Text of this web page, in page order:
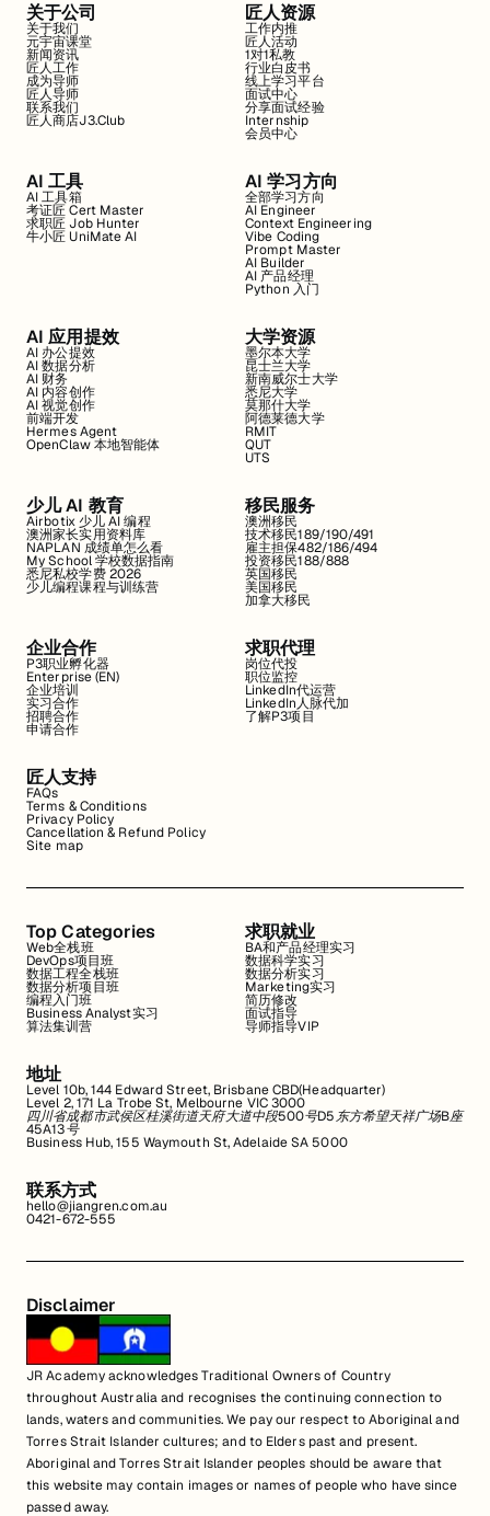
关于公司
关于我们
元宇宙课堂
新闻资讯
匠人工作
成为导师
匠人导师
联系我们
匠人商店J3.Club
匠人资源
工作内推
匠人活动
1对1私教
行业白皮书
线上学习平台
面试中心
分享面试经验
Internship
会员中心
AI 工具
AI 工具箱
考证匠 Cert Master
求职匠 Job Hunter
牛小匠 UniMate AI
AI 学习方向
全部学习方向
AI Engineer
Context Engineering
Vibe Coding
Prompt Master
AI Builder
AI 产品经理
Python 入门
AI 应用提效
AI 办公提效
AI 数据分析
AI 财务
AI 内容创作
AI 视觉创作
前端开发
Hermes Agent
OpenClaw 本地智能体
大学资源
墨尔本大学
昆士兰大学
新南威尔士大学
悉尼大学
莫那什大学
阿德莱德大学
RMIT
QUT
UTS
少儿 AI 教育
Airbotix 少儿 AI 编程
澳洲家长实用资料库
NAPLAN 成绩单怎么看
My School 学校数据指南
悉尼私校学费 2026
少儿编程课程与训练营
移民服务
澳洲移民
技术移民189/190/491
雇主担保482/186/494
投资移民188/888
英国移民
美国移民
加拿大移民
企业合作
P3职业孵化器
Enterprise (EN)
企业培训
实习合作
招聘合作
申请合作
求职代理
岗位代投
职位监控
LinkedIn代运营
LinkedIn人脉代加
了解P3项目
匠人支持
FAQs
Terms & Conditions
Privacy Policy
Cancellation & Refund Policy
Site map
Top Categories
Web全栈班
DevOps项目班
数据工程全栈班
数据分析项目班
编程入门班
Business Analyst实习
算法集训营
求职就业
BA和产品经理实习
数据科学实习
数据分析实习
Marketing实习
简历修改
面试指导
导师指导VIP
地址
Level 10b, 144 Edward Street, Brisbane CBD(Headquarter)
Level 2, 171 La Trobe St, Melbourne VIC 3000
四川省成都市武侯区桂溪街道天府大道中段500号D5东方希望天祥广场B座
45A13号
Business Hub, 155 Waymouth St, Adelaide SA 5000
联系方式
hello@jiangren.com.au
0421-672-555
Disclaimer
JR Academy acknowledges Traditional Owners of Country
throughout Australia and recognises the continuing connection to
lands, waters and communities. We pay our respect to Aboriginal and
Torres Strait Islander cultures; and to Elders past and present.
Aboriginal and Torres Strait Islander peoples should be aware that
this website may contain images or names of people who have since
passed away.